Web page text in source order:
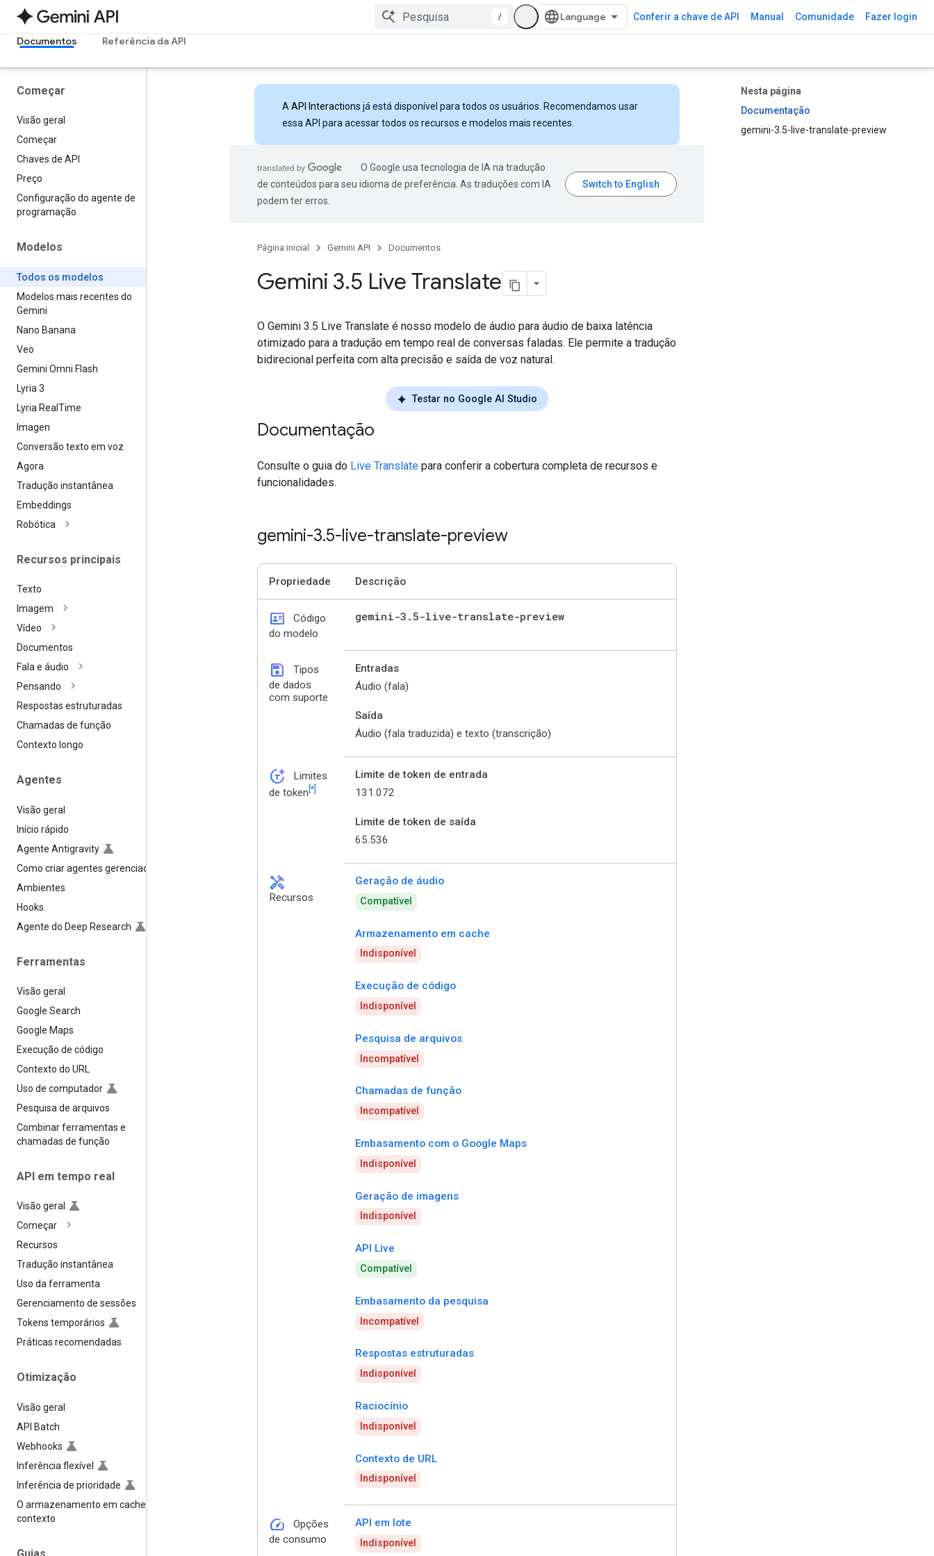
/ Conferir a chave de API Manual Comunidade Fazer login
Documentos Referência da API
Começar
Visão geral
Começar
Chaves de API
Preço
Configuração do agente de
programação
Modelos
Todos os modelos
Modelos mais recentes do
Gemini
Nano Banana
Veo
Gemini Omni Flash
Lyria 3
Lyria Real Time
Imagen
Conversão texto em voz
Agora
Tradução instantânea
Embeddings
Robótica
Recursos principais
Texto
Imagem
Vídeo
Documentos
Fala e áudio
Pensando
Respostas estruturadas
Chamadas de função
Contexto longo
Agentes
Visão geral
Início rápido
Agente Antigravity
Como criar agentes gerenciados
Ambientes
Hooks
Agente do Deep Research
Ferramentas
Visão geral
Google Search
Google Maps
Execução de código
Contexto do URL
Uso de computador
Pesquisa de arquivos
Combinar ferramentas e
chamadas de função
API em tempo real
Visão geral
Começar
Recursos
Tradução instantânea
Uso da ferramenta
Gerenciamento de sessões
Tokens temporários
Práticas recomendadas
Otimização
Visão geral
API Batch
Webhooks
Inferência flexível
Inferência de prioridade
O armazenamento em cache de
contexto
Nesta página
Documentação
gemini-3.5-live-translate-preview
A API Interactions já está disponível para todos os usuários. Recomendamos usar
essa API para acessar todos os recursos e modelos mais recentes.
O Google usa tecnologia de IA na tradução
de conteúdos para seu idioma de preferência. As traduções com IA
podem ter erros.
Página inicial Gemini API Documentos
Gemini 3.5 Live Translate
O Gemini 3.5 Live Translate é nosso modelo de áudio para áudio de baixa latência
otimizado para a tradução em tempo real de conversas faladas. Ele permite a tradução
bidirecional perfeita com alta precisão e saída de voz natural.
Testar no Google AI Studio
Documentação
Consulte o guia do Live Translate para conferir a cobertura completa de recursos e
funcionalidades.
gemini-3.5-live-translate-preview
Propriedade Descrição
id_card
Código
do modelo
gemini-3 .5-live-translate-preview
save
Tipos
de dados
com suporte
Entradas
Áudio (fala)
Saída
Áudio (fala traduzida) e texto (transcrição)
token_auto
Limites
de token [*]
Limite de token de entrada
131.072
Limite de token de saída
65.536
handyman
Recursos
Geração de áudio
Compatível
Armazenamento em cache
Indisponível
Execução de código
Indisponível
Pesquisa de arquivos
Incompatível
Chamadas de função
Incompatível
Embasamento com o Google Maps
Indisponível
Geração de imagens
Indisponível
API Live
Compatível
Embasamento da pesquisa
Incompatível
Respostas estruturadas
Indisponível
Raciocínio
Indisponível
Contexto de URL
Indisponível
speed
Opções
de consumo
API em lote
Indisponível